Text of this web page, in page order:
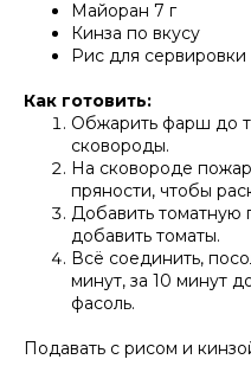
Майоран 7 г
Кинза по вкусу
Рис для сервировки
Как готовить:
Обжарить фарш до
сковороды.
На сковороде
пряности, чтобы
Добавить томатную
добавить томаты.
Всё соединить,
минут, за 10 минут
фасоль.
Подавать с рисом и